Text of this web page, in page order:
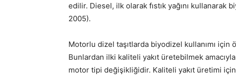
edilir. Diesel, ilk olarak fıstık yağını
2005).
Motorlu dizel taşıtlarda biyodizel kullanımı için
Bunlardan ilki kaliteli yakıt üretebilmek
motor tipi değişikliğidir. Kaliteli yakıt üretimi